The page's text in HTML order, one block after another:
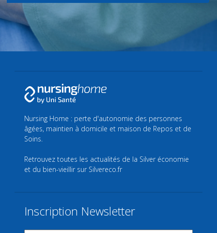
Nursing Home : perte d'autonomie des personnes
âgées, maintien à domicile et maison de Repos et de
Soins.
Retrouvez toutes les actualités de la Silver économie
et du bien-vieillir sur Silvereco.fr
Inscription Newsletter